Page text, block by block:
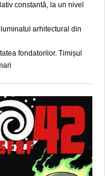
constantă, la un nivel
arhitectural din
fondatorilor. Timișul